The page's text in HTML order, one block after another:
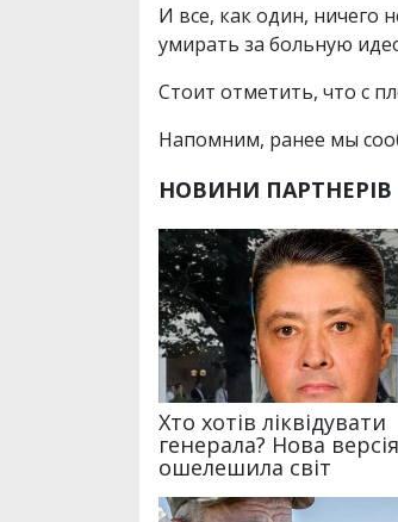
И все, как один, ничего
умирать за больную
Стоит отметить, что с
Напомним, ранее мы